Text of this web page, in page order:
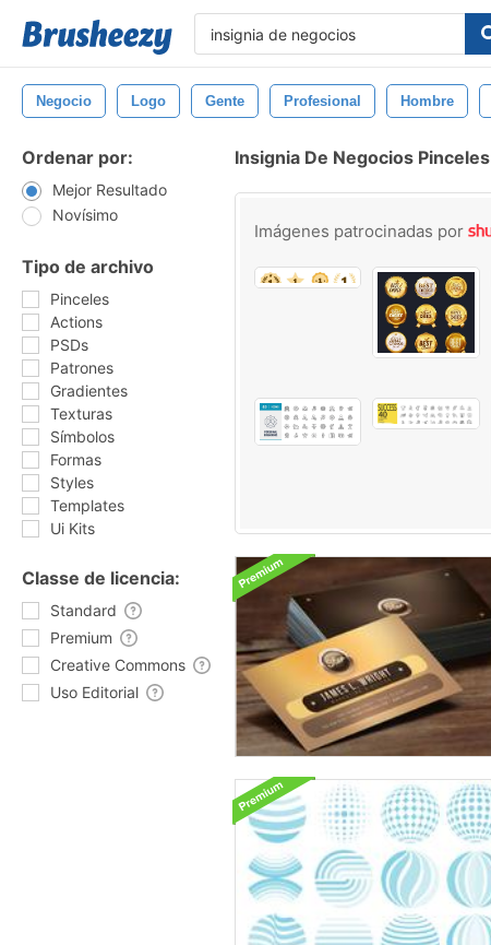
Negocio Logo Gente Profesional Hombre
Ordenar por:
Mejor Resultado
Novísimo
Tipo de archivo
Pinceles
Actions
PSDs
Patrones
Gradientes
Texturas
Símbolos
Formas
Styles
Templates
Ui Kits
Classe de licencia:
Standard
Premium
Creative Commons
Uso Editorial
Insignia De Negocios Pinceles
Imágenes patrocinadas por